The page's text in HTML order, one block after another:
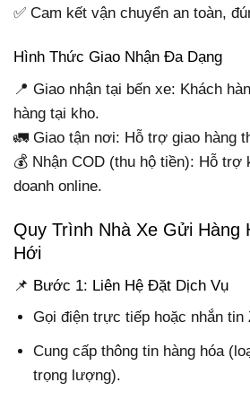
✅ Cam kết vận chuyển an toàn,
Hình Thức Giao Nhận Đa Dạng
📍 Giao nhận tại bến xe: Khách
hàng tại kho.
🚛 Giao tận nơi: Hỗ trợ giao hàng
💰 Nhận COD (thu hộ tiền): Hỗ trợ
doanh online.
Quy Trình Nhà Xe Gửi Hàng
Hới
📌 Bước 1: Liên Hệ Đặt Dịch Vụ
Gọi điện trực tiếp hoặc nhắn tin
Cung cấp thông tin hàng hóa
trọng lượng).